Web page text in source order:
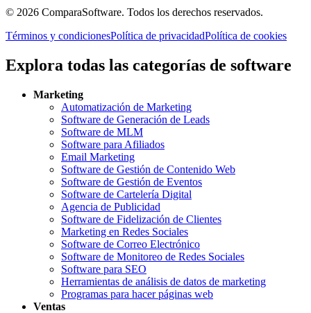
© 2026 ComparaSoftware. Todos los derechos reservados.
Términos y condicionesPolítica de privacidadPolítica de cookies
Explora todas las categorías de software
Marketing
Automatización de Marketing
Software de Generación de Leads
Software de MLM
Software para Afiliados
Email Marketing
Software de Gestión de Contenido Web
Software de Gestión de Eventos
Software de Cartelería Digital
Agencia de Publicidad
Software de Fidelización de Clientes
Marketing en Redes Sociales
Software de Correo Electrónico
Software de Monitoreo de Redes Sociales
Software para SEO
Herramientas de análisis de datos de marketing
Programas para hacer páginas web
Ventas